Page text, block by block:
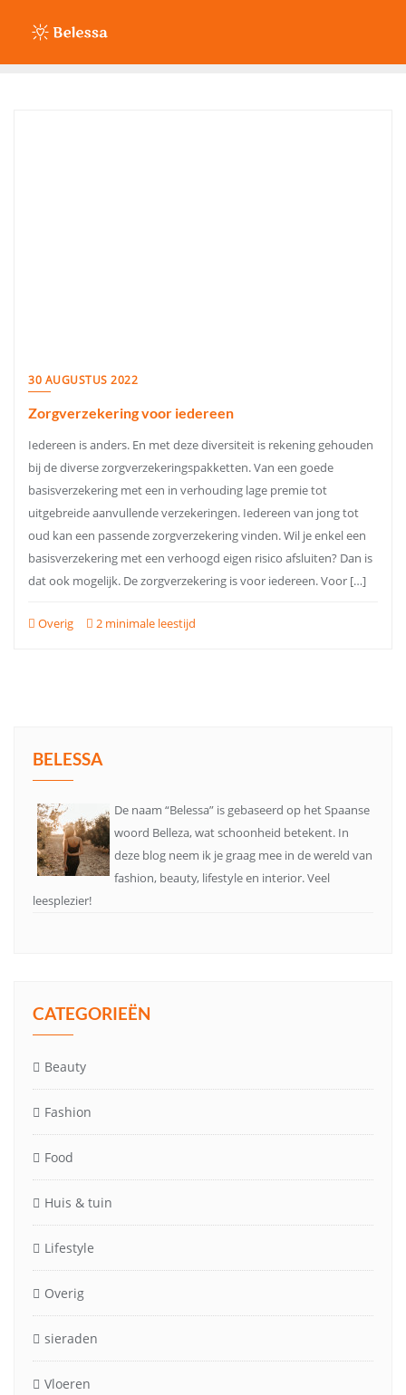
30 AUGUSTUS 2022
Zorgverzekering voor iedereen
Iedereen is anders. En met deze diversiteit is rekening gehouden
bij de diverse zorgverzekeringspakketten. Van een goede
basisverzekering met een in verhouding lage premie tot
uitgebreide aanvullende verzekeringen. Iedereen van jong tot
oud kan een passende zorgverzekering vinden. Wil je enkel een
basisverzekering met een verhoogd eigen risico afsluiten? Dan is
dat ook mogelijk. De zorgverzekering is voor iedereen. Voor […]
Overig 2 minimale leestijd
BELESSA
De naam “Belessa” is gebaseerd op het Spaanse
woord Belleza, wat schoonheid betekent. In
deze blog neem ik je graag mee in de wereld van
fashion, beauty, lifestyle en interior. Veel
leesplezier!
CATEGORIEËN
Beauty
Fashion
Food
Huis & tuin
Lifestyle
Overig
sieraden
Vloeren